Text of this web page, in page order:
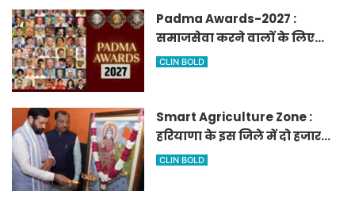
Padma Awards-2027 :
समाजसेवा करने वालों के लिए
सुनेहरा मौका, गृह मंत्रालय ने
CLIN BOLD
Smart Agriculture Zone :
हरियाणा के इस जिले में दो हजार
एकड़ में बनेगा स्मार्ट एग्रीकल्चर
CLIN BOLD